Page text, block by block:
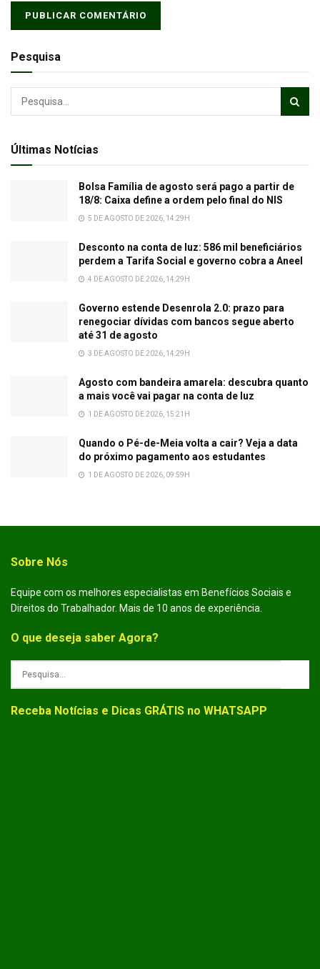
Pesquisa
Últimas Notícias
Bolsa Família de agosto será pago a partir de
18/8: Caixa define a ordem pelo final do NIS
5 DE AGOSTO DE 2026, 14:29H
Desconto na conta de luz: 586 mil beneficiários
perdem a Tarifa Social e governo cobra a Aneel
4 DE AGOSTO DE 2026, 14:29H
Governo estende Desenrola 2.0: prazo para
renegociar dívidas com bancos segue aberto
até 31 de agosto
3 DE AGOSTO DE 2026, 14:29H
Agosto com bandeira amarela: descubra quanto
a mais você vai pagar na conta de luz
1 DE AGOSTO DE 2026, 15:21H
Quando o Pé-de-Meia volta a cair? Veja a data
do próximo pagamento aos estudantes
1 DE AGOSTO DE 2026, 09:59H
Sobre Nós
Equipe com os melhores especialistas em Benefícios Sociais e
Direitos do Trabalhador. Mais de 10 anos de experiência.
O que deseja saber Agora?
Receba Notícias e Dicas GRÁTIS no WHATSAPP